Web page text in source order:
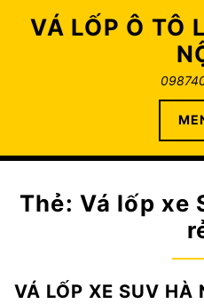
VÁ LỐP Ô TÔ
Thẻ:Vá lốp xe
VÁ LỐP XE SUV HÀ